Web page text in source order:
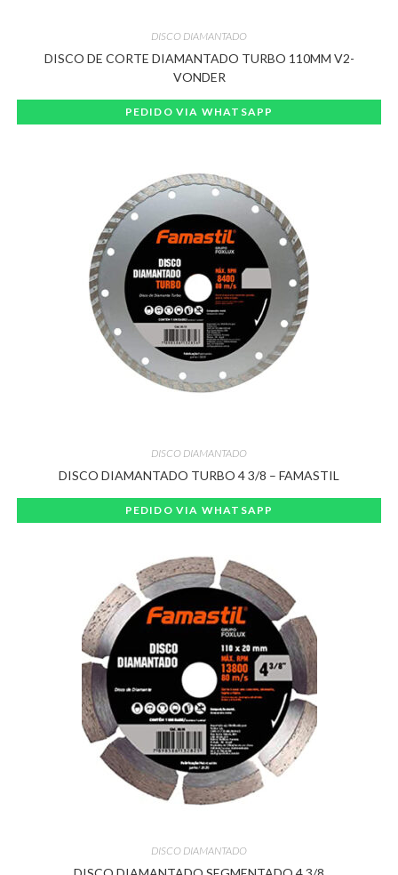
DISCO DIAMANTADO
DISCO DE CORTE DIAMANTADO TURBO 110MM V2-
VONDER
PEDIDO VIA WHATSAPP
DISCO DIAMANTADO
DISCO DIAMANTADO TURBO 4 3/8 – FAMASTIL
PEDIDO VIA WHATSAPP
DISCO DIAMANTADO